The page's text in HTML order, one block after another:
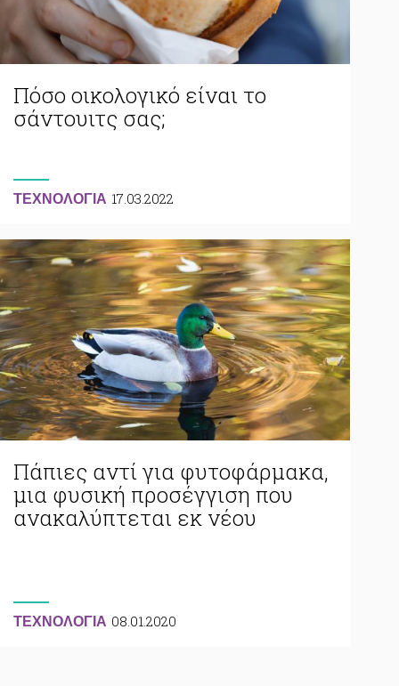
Πόσο οικολογικό είναι το
σάντουιτς σας;
ΤΕΧΝΟΛΟΓΙΑ 17.03.2022
Πάπιες αντί για φυτοφάρμακα,
μια φυσική προσέγγιση που
ανακαλύπτεται εκ νέου
ΤΕΧΝΟΛΟΓΙΑ 08.01.2020